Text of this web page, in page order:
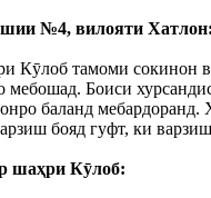
№4, вилояти Хатлон:
тамоми сокинон
Боиси
баланд
бояд гуфт, ки
шаҳри Кӯлоб: